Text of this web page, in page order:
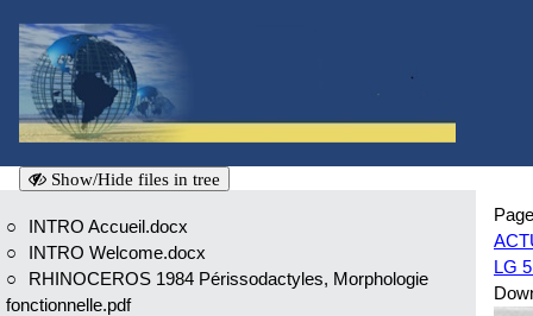
Show/Hide files in tree
INTRO Accueil.docx
INTRO Welcome.docx
RHINOCEROS 1984 Périssodactyles, Morphologie
fonctionnelle.pdf
LG